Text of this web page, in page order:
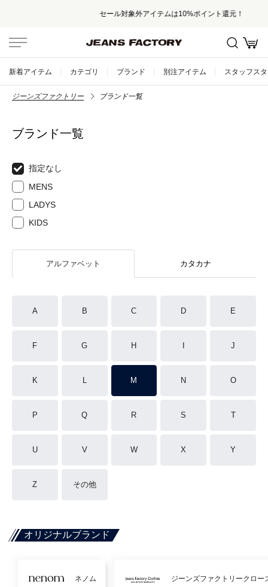
セール対象外アイテムは10%ポイント還元！
新着アイテム カテゴリ ブランド 別注アイテム スタッフス
ジーンズファクトリー ブランド一覧
ブランド一覧
指定なし
MENS
LADYS
KIDS
アルファベット カタカナ
A B C D E
F G H J
K L M N O
P Q R S T
U V W X Y
Z その他
オリジナルブランド
ネノム ジーンズファクトリークロー